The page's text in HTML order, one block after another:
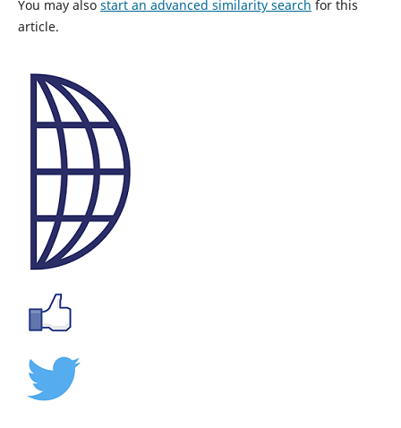
You may also start an advanced similarity search for this
article.